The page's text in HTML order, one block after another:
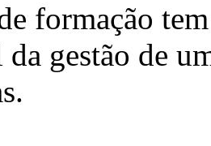
formação
gestão de